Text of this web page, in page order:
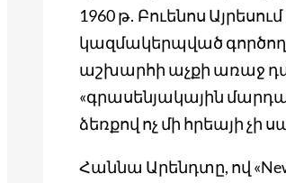
1960 թ․ Բուենոս
կազմակերպված
աշխարհի աչքի առաջ
«գրասենյակային
ձեռքով ոչ մի հրեայի չի
Հաննա Արենդտը, ով